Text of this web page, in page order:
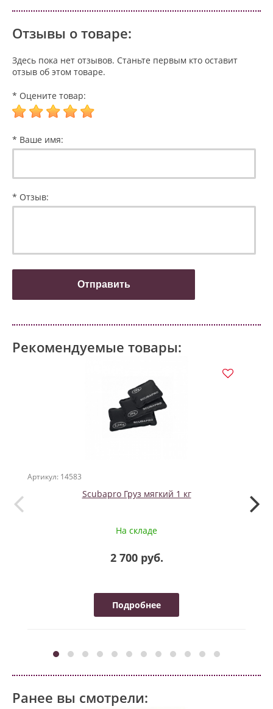
Отзывы о товаре:
Здесь пока нет отзывов. Станьте первым кто оставит
отзыв об этом товаре.
* Оцените товар:
* Ваше имя:
* Отзыв:
Рекомендуемые товары:
Артикул: 14583
Scubapro Груз мягкий 1 кг
На складе
2 700 руб.
Подробнее
Ранее вы смотрели: